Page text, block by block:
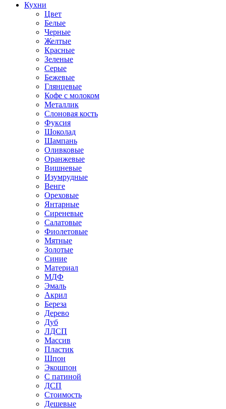
Кухни
Цвет
Белые
Черные
Желтые
Красные
Зеленые
Серые
Бежевые
Глянцевые
Кофе с молоком
Металлик
Слоновая кость
Фуксия
Шоколад
Шампань
Оливковые
Оранжевые
Вишневые
Изумрудные
Венге
Ореховые
Янтарные
Сиреневые
Салатовые
Фиолетовые
Мятные
Золотые
Синие
Материал
МДФ
Эмаль
Акрил
Береза
Дерево
Дуб
ЛДСП
Массив
Пластик
Шпон
Экошпон
С патиной
ДСП
Стоимость
Дешевые